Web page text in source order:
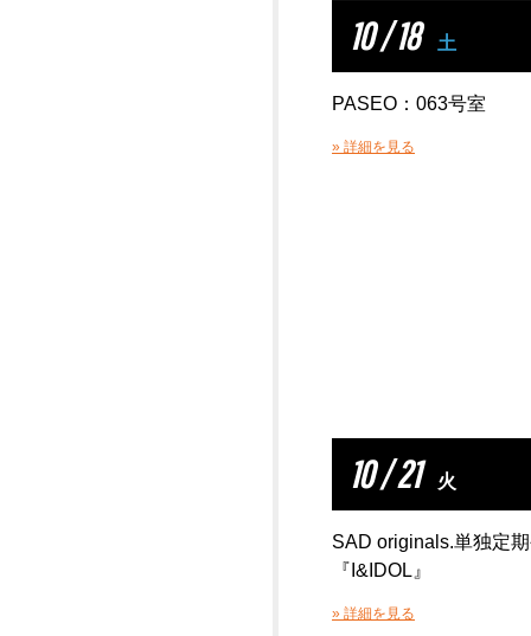
10 / 18 土
PASEO：063号室
» 詳細を見る
10 / 21 火
SAD originals.単独定
『I&IDOL』
» 詳細を見る